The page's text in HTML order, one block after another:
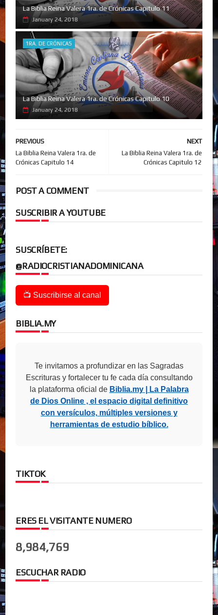
La Biblia Reina Valera 1ra. de Crónicas Capitulo 11
January 24, 2018
1RA. DE CRÓNICAS
La Biblia Reina Valera 1ra. de Crónicas Capitulo 10
January 24, 2018
NEXT
La Biblia Reina Valera 1ra. de
Crónicas Capitulo 12
PREVIOUS
La Biblia Reina Valera 1ra. de
Crónicas Capitulo 14
POST A COMMENT
SUSCRIBIR A YOUTUBE
SUSCRÍBETE:
@RADIOCRISTIANADOMINICANA
📺 Suscribirse al canal
BIBLIA.MY
Te invitamos a profundizar en las Sagradas
Escrituras y fortalecer tu fe cada día consultando
la plataforma oficial de Biblia.my | La Palabra
de Dios Online , el espacio digital definitivo
con versículos, múltiples versiones y
herramientas de estudio bíblico.
TIKTOK
ERES EL VISITANTE NUMERO
8,984,769
ESCUCHAR RADIO